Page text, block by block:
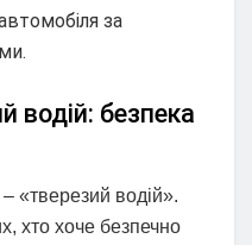
за
водій: безпека
«тверезий водій».
хто хоче безпечно